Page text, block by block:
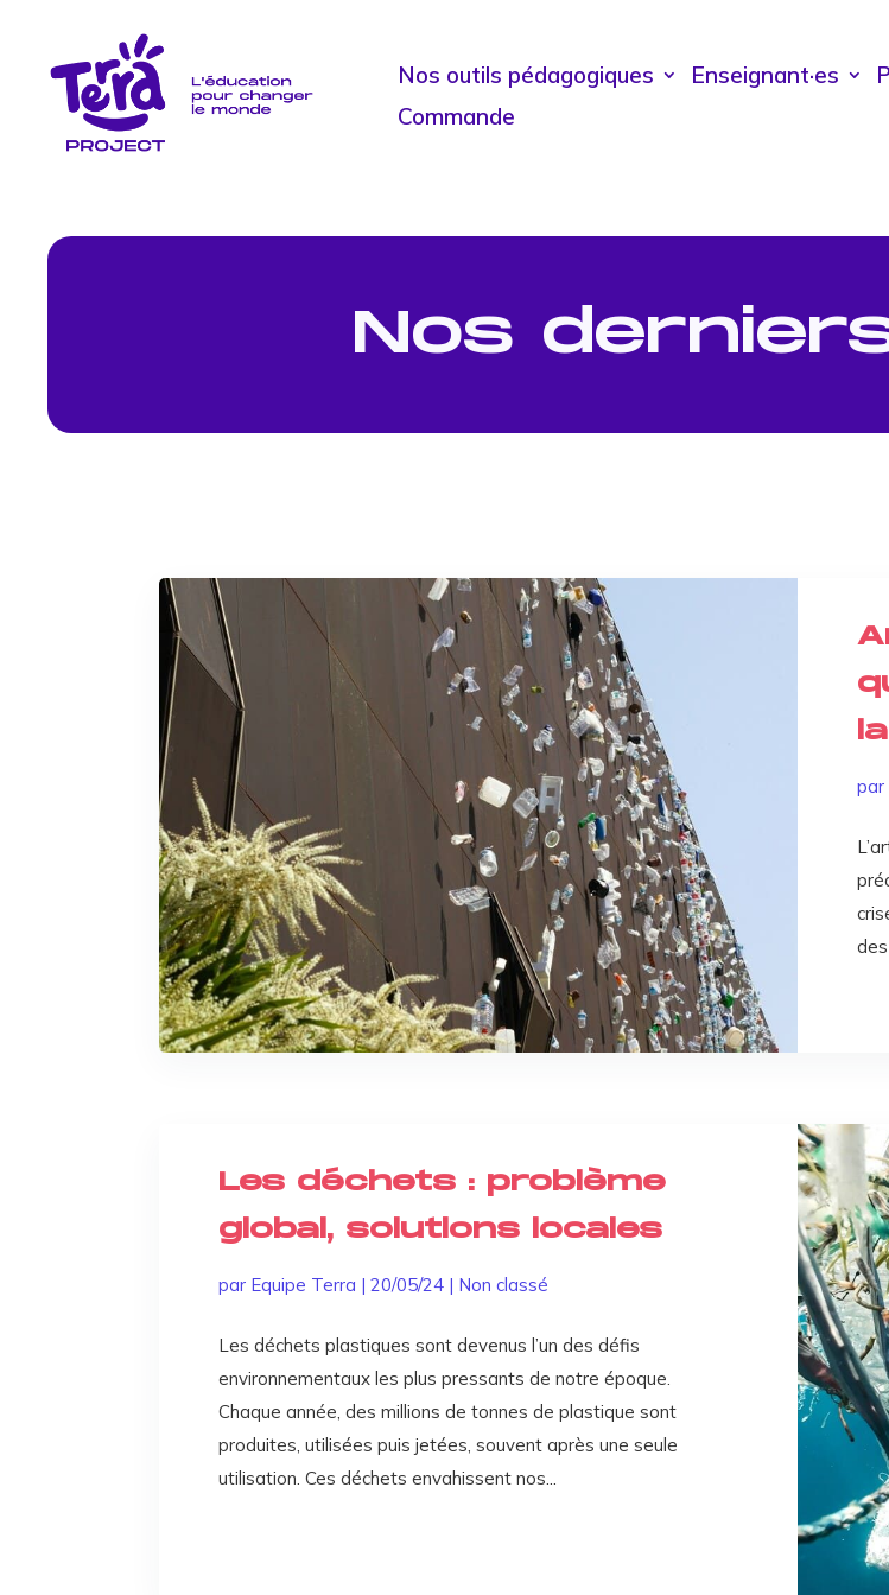
Nos outils pédagogiques Enseignant·es
Commande
Nos
par
Les déchets : problème
global, solutions locales
par Equipe Terra |20/05/24 | Non classé
Les déchets plastiques sont devenus l’un des défis
environnementaux les plus pressants de notre époque.
Chaque année, des millions de tonnes de plastique sont
produites, utilisées puis jetées, souvent après une seule
utilisation. Ces déchets envahissent nos...